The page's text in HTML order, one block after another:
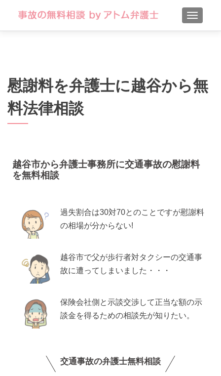
慰謝料を弁護士に越谷から無
料法律相談
越谷市から弁護士事務所に交通事故の慰謝料
を無料相談
過失割合は30対70とのことですが慰謝料
の相場が分からない!
越谷市で父が歩行者対タクシーの交通事
故に遭ってしまいました・・・
保険会社側と示談交渉して正当な額の示
談金を得るための相談先が知りたい。
交通事故の弁護士無料相談